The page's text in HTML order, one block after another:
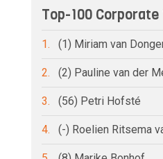
Top-100
1. (1) Miriam van
2. (2) Pauline van der
3. (56) Petri Hofsté
4. (-) Roelien Ritsema